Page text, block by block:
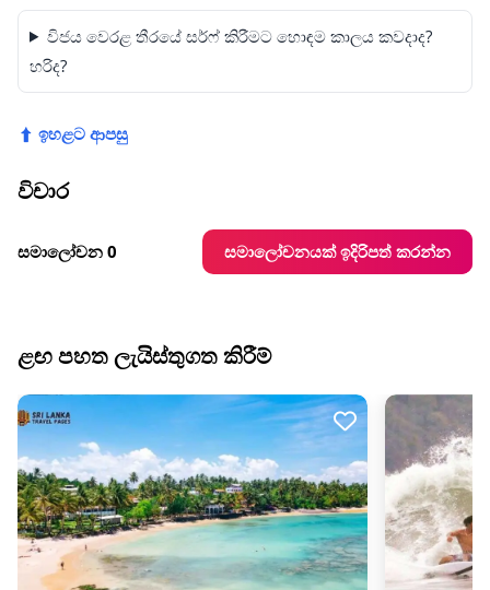
විජය වෙරළ තීරයේ සර්ෆ් කිරීමට හොඳම කාලය කවදාද?
හරිද?
⬆ ඉහළට ආපසු
විචාර
සමාලෝචන 0 සමාලෝචනයක් ඉදිරිපත් කරන්න
ළඟ පහත ලැයිස්තුගත කිරීම්